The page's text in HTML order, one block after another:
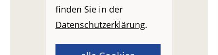
finden Sie in der
Datenschutzerklärung.